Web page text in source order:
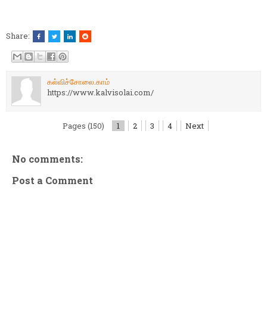
Share:
கல்விச்சோலை.காம்
https://www.kalvisolai.com/
Pages (150) 1 2 3 4 Next
No comments:
Post a Comment